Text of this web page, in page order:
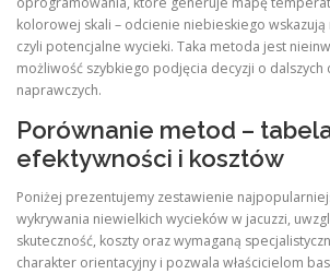
kolorowej skali – odcienie niebieskiego wskazują
czyli potencjalne wycieki. Taka metoda jest
możliwość szybkiego podjęcia decyzji o dalszych
naprawczych.
Porównanie metod –
efektywności i kosztów
Poniżej prezentujemy zestawienie
wykrywania niewielkich wycieków w jacuzzi,
skuteczność, koszty oraz wymaganą
charakter orientacyjny i pozwala właścicielom